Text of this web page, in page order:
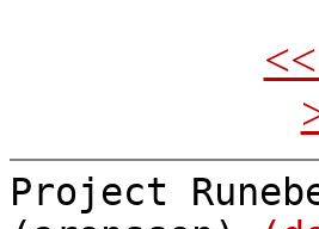
Project